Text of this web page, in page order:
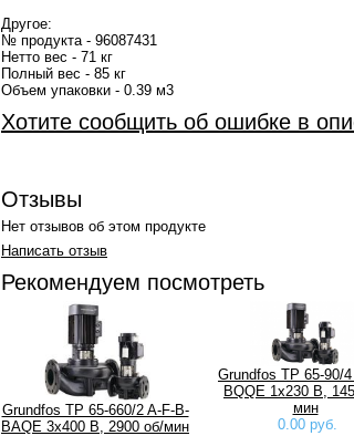
Другое:
№ продукта - 96087431
Нетто вес - 71 кг
Полный вес - 85 кг
Объем упаковки - 0.39 м3
Хотите сообщить об ошибке в
Отзывы
Нет отзывов об этом продукте
Написать отзыв
Рекомендуем посмотреть
Grundfos TP 65-660/2 A-F-B-
BAQE 3x400 В, 2900 об/мин
Grundfos TP 65-90/
BQQE 1x230 В,
мин
0.00 руб.